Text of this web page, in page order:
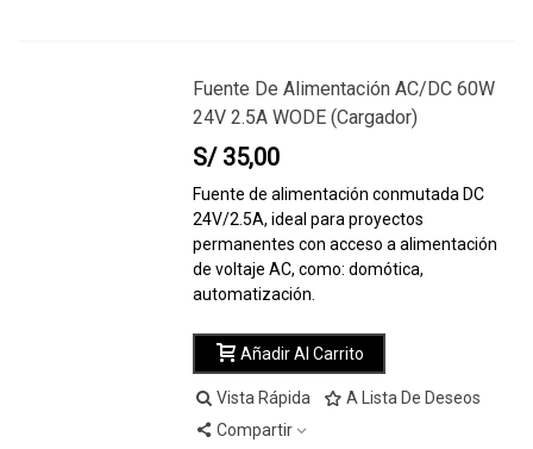
Fuente De Alimentación AC/DC 60W
24V 2.5A WODE (cargador)
S/ 35,00
Fuente de alimentación conmutada DC
24V/2.5A, ideal para proyectos
permanentes con acceso a alimentación
de voltaje AC, como: domótica,
automatización.
Añadir Al Carrito
Vista Rápida
A Lista De Deseos
Compartir